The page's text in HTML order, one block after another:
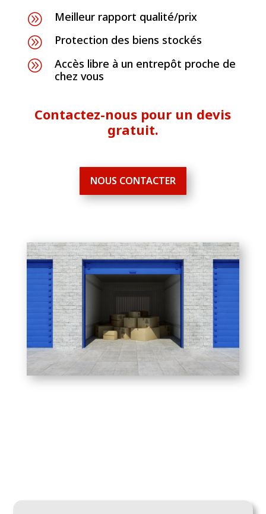
A Meilleur rapport qualité/prix
A Protection des biens stockés
A
Accès libre à un entrepôt proche de
chez vous
Contactez-nous pour un devis
gratuit.
NOUS CONTACTER